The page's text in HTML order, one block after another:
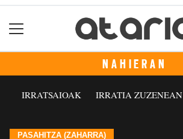
NAHIERAN
IRRATSAIOAK IRRATIA ZUZENEAN
PASAHITZA (ZAHARRA)